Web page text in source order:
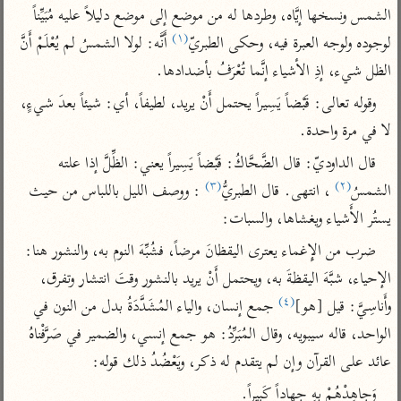
جمع الأقوال
تفسير ابن الجوزي
تفسير الماوردي
منتقاة
تفسير ابن القيم
تفسير ابن تيمية
عامّة
تفسير السمعاني
تفسير مكّي
محاسن التأويل
للقاسمي
تفسير الثعالبي
تفسير الرازي
أخرى
نظم الدرر للبقاعي
لغة وبلاغة
التحرير والتنوير
المحرر الوجيز لابن
عطية
البحر المحيط لأبي
حيان
البسيط للواحدي
تفسير ابن عثيمين
مركَّزة العبارة
تفسير الجلالين
جامع البيان للإيجي
تفسير البيضاوي
الوجيز للواحدي
تفسير ابن أبي زمنين
آثار
موسوعة التفسير
الشمس ونسخها إيَّاه، وطردها له من موضع إلى موضع دليلاً عليه مُبَيِّناً
لوجوده ولوجه العبرة فيه، وحكى الطبريّ(١)
الظل شيء، إذِ الأشياء إنَّما تُعْرَفُ بأضدادها.
لا في مرة واحدة.
الشمسُ(٢) ، انتهى. قال الطبريُّ(٣)
يستُر الأَشياء ويغشاها، والسبات:
وأَناسِيَّ: قيل [هو](٤)
عائد على القرآن وإن لم يتقدم له ذكر، ويَعْضُدُ ذلك قوله: